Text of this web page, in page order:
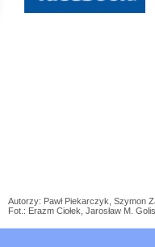
Autorzy: Pawł Piekarczyk, Szymon
Fot.: Erazm Ciołek, Jarosław M.